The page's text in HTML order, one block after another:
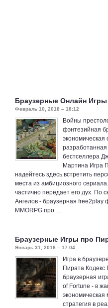
Браузерные Онлайн Игры
Февраль 10, 2018 – 18:12
Войны
фэнтезийная
экономическая
бестселлера
Мартина Игра
надейтесь здесь встретить
места из амбициозного
частично передает его дух. По
Ангелов - браузерная free2play
MMORPG про …
Браузерные Игры про
Январь 31, 2018 – 17:04
Игра в
Пирата Кодекс
браузерная
of Fortune - в
экономическая
стратегия в